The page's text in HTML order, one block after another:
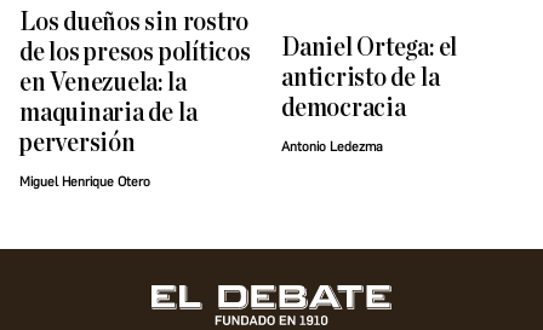
Los dueños sin rostro
de los presos políticos
en Venezuela: la
maquinaria de la
perversión
Miguel Henrique Otero
Daniel Ortega: el
anticristo de la
democracia
Antonio Ledezma